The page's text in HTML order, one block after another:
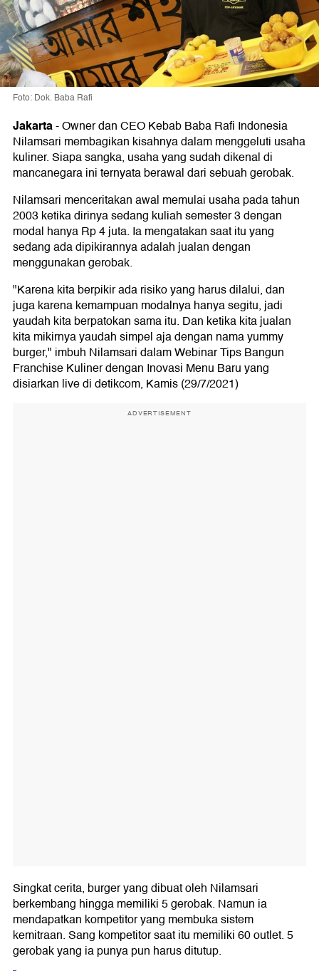
Foto: Dok. Baba Rafi
Jakarta-Owner dan CEO Kebab Baba Rafi Indonesia
Nilamsari membagikan kisahnya dalam menggeluti usaha
kuliner. Siapa sangka, usaha yang sudah dikenal di
mancanegara ini ternyata berawal dari sebuah gerobak.
Nilamsari menceritakan awal memulai usaha pada tahun
2003 ketika dirinya sedang kuliah semester 3 dengan
modal hanya Rp 4 juta. Ia mengatakan saat itu yang
sedang ada dipikirannya adalah jualan dengan
menggunakan gerobak.
"Karena kita berpikir ada risiko yang harus dilalui, dan
juga karena kemampuan modalnya hanya segitu, jadi
yaudah kita berpatokan sama itu. Dan ketika kita jualan
kita mikirnya yaudah simpel aja dengan nama yummy
burger," imbuh Nilamsari dalam Webinar Tips Bangun
Franchise Kuliner dengan Inovasi Menu Baru yang
disiarkan live di detikcom, Kamis (29/7/2021)
ADVERTISEMENT
Singkat cerita, burger yang dibuat oleh Nilamsari
berkembang hingga memiliki 5 gerobak. Namun ia
mendapatkan kompetitor yang membuka sistem
kemitraan. Sang kompetitor saat itu memiliki 60 outlet. 5
gerobak yang ia punya pun harus ditutup.